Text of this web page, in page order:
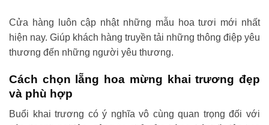
Cửa hàng luôn cập nhật những mẫu hoa tươi mới nhất
hiện nay. Giúp khách hàng truyền tải những thông điệp yêu
thương đến những người yêu thương.
Cách chọn lẵng hoa mừng khai trương đẹp
và phù hợp
Buổi khai trương có ý nghĩa vô cùng quan trọng đối với